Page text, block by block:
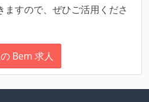
ますので、ぜひご活用くださ
Bem 求人